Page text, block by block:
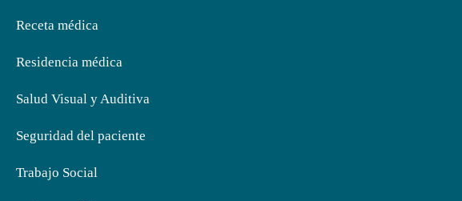
Receta médica
Residencia médica
Salud Visual y Auditiva
Seguridad del paciente
Trabajo Social